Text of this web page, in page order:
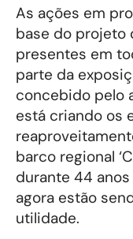
As ações em
base do projeto
presentes em
parte da
concebido pelo
está criando os
barco regional
durante 44
agora estão
utilidade.